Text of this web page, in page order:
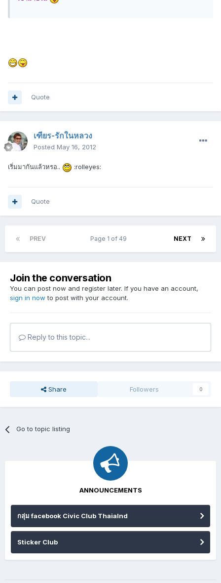
Quote
เฑียร-รักในหลวง
Posted May 16, 2012
เริ่มมากันแล้วหรอ.. :rolleyes:
Quote
PREV NEXT
Page 1 of 49
Join the conversation
You can post now and register later. If you have an account,
sign in now to post with your account.
Reply to this topic...
Share Followers 0
Go to topic listing
ANNOUNCEMENTS
กลุ่ม facebook Civic Club Thaialnd
Sticker Club